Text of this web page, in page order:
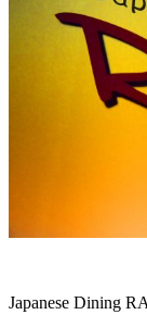
Japanese Dining